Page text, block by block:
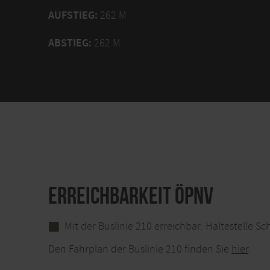
AUFSTIEG: 262 M
ABSTIEG: 262 M
ERREICHBARKEIT ÖPNV
Mit der Buslinie 210 erreichbar: Haltestelle
Den Fahrplan der Buslinie 210 finden Sie hier.